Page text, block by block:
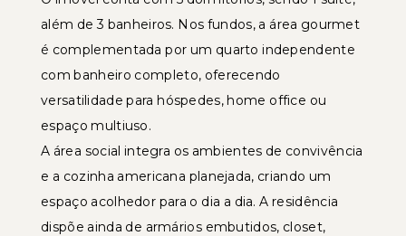
além de 3 banheiros. Nos fundos, a área gourmet
é complementada por um quarto independente
com banheiro completo, oferecendo
versatilidade para hóspedes, home office ou
espaço multiuso.
A área social integra os ambientes de convivência
e a cozinha americana planejada, criando um
espaço acolhedor para o dia a dia. A residência
dispõe ainda de armários embutidos, closet,